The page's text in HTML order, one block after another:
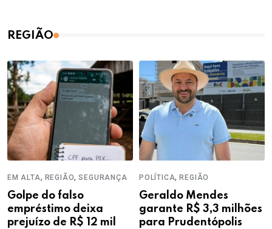
REGIÃO
EM ALTA, REGIÃO,SEGURANÇA
Golpe do falso
empréstimo deixa
prejuízo de R$ 12 mil
POLÍTICA,REGIÃO
Geraldo Mendes
garante R$ 3,3 milhões
para Prudentópolis